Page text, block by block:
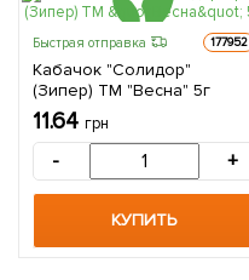
Быстрая отправка 177952
Кабачок "Солидор"
(Зипер) ТМ "Весна" 5г
11.64 грн
- +
КУПИТЬ